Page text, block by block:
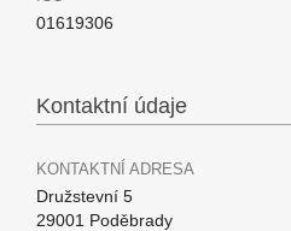
01619306
Kontaktní údaje
KONTAKTNÍ ADRESA
Družstevní 5
29001 Poděbrady